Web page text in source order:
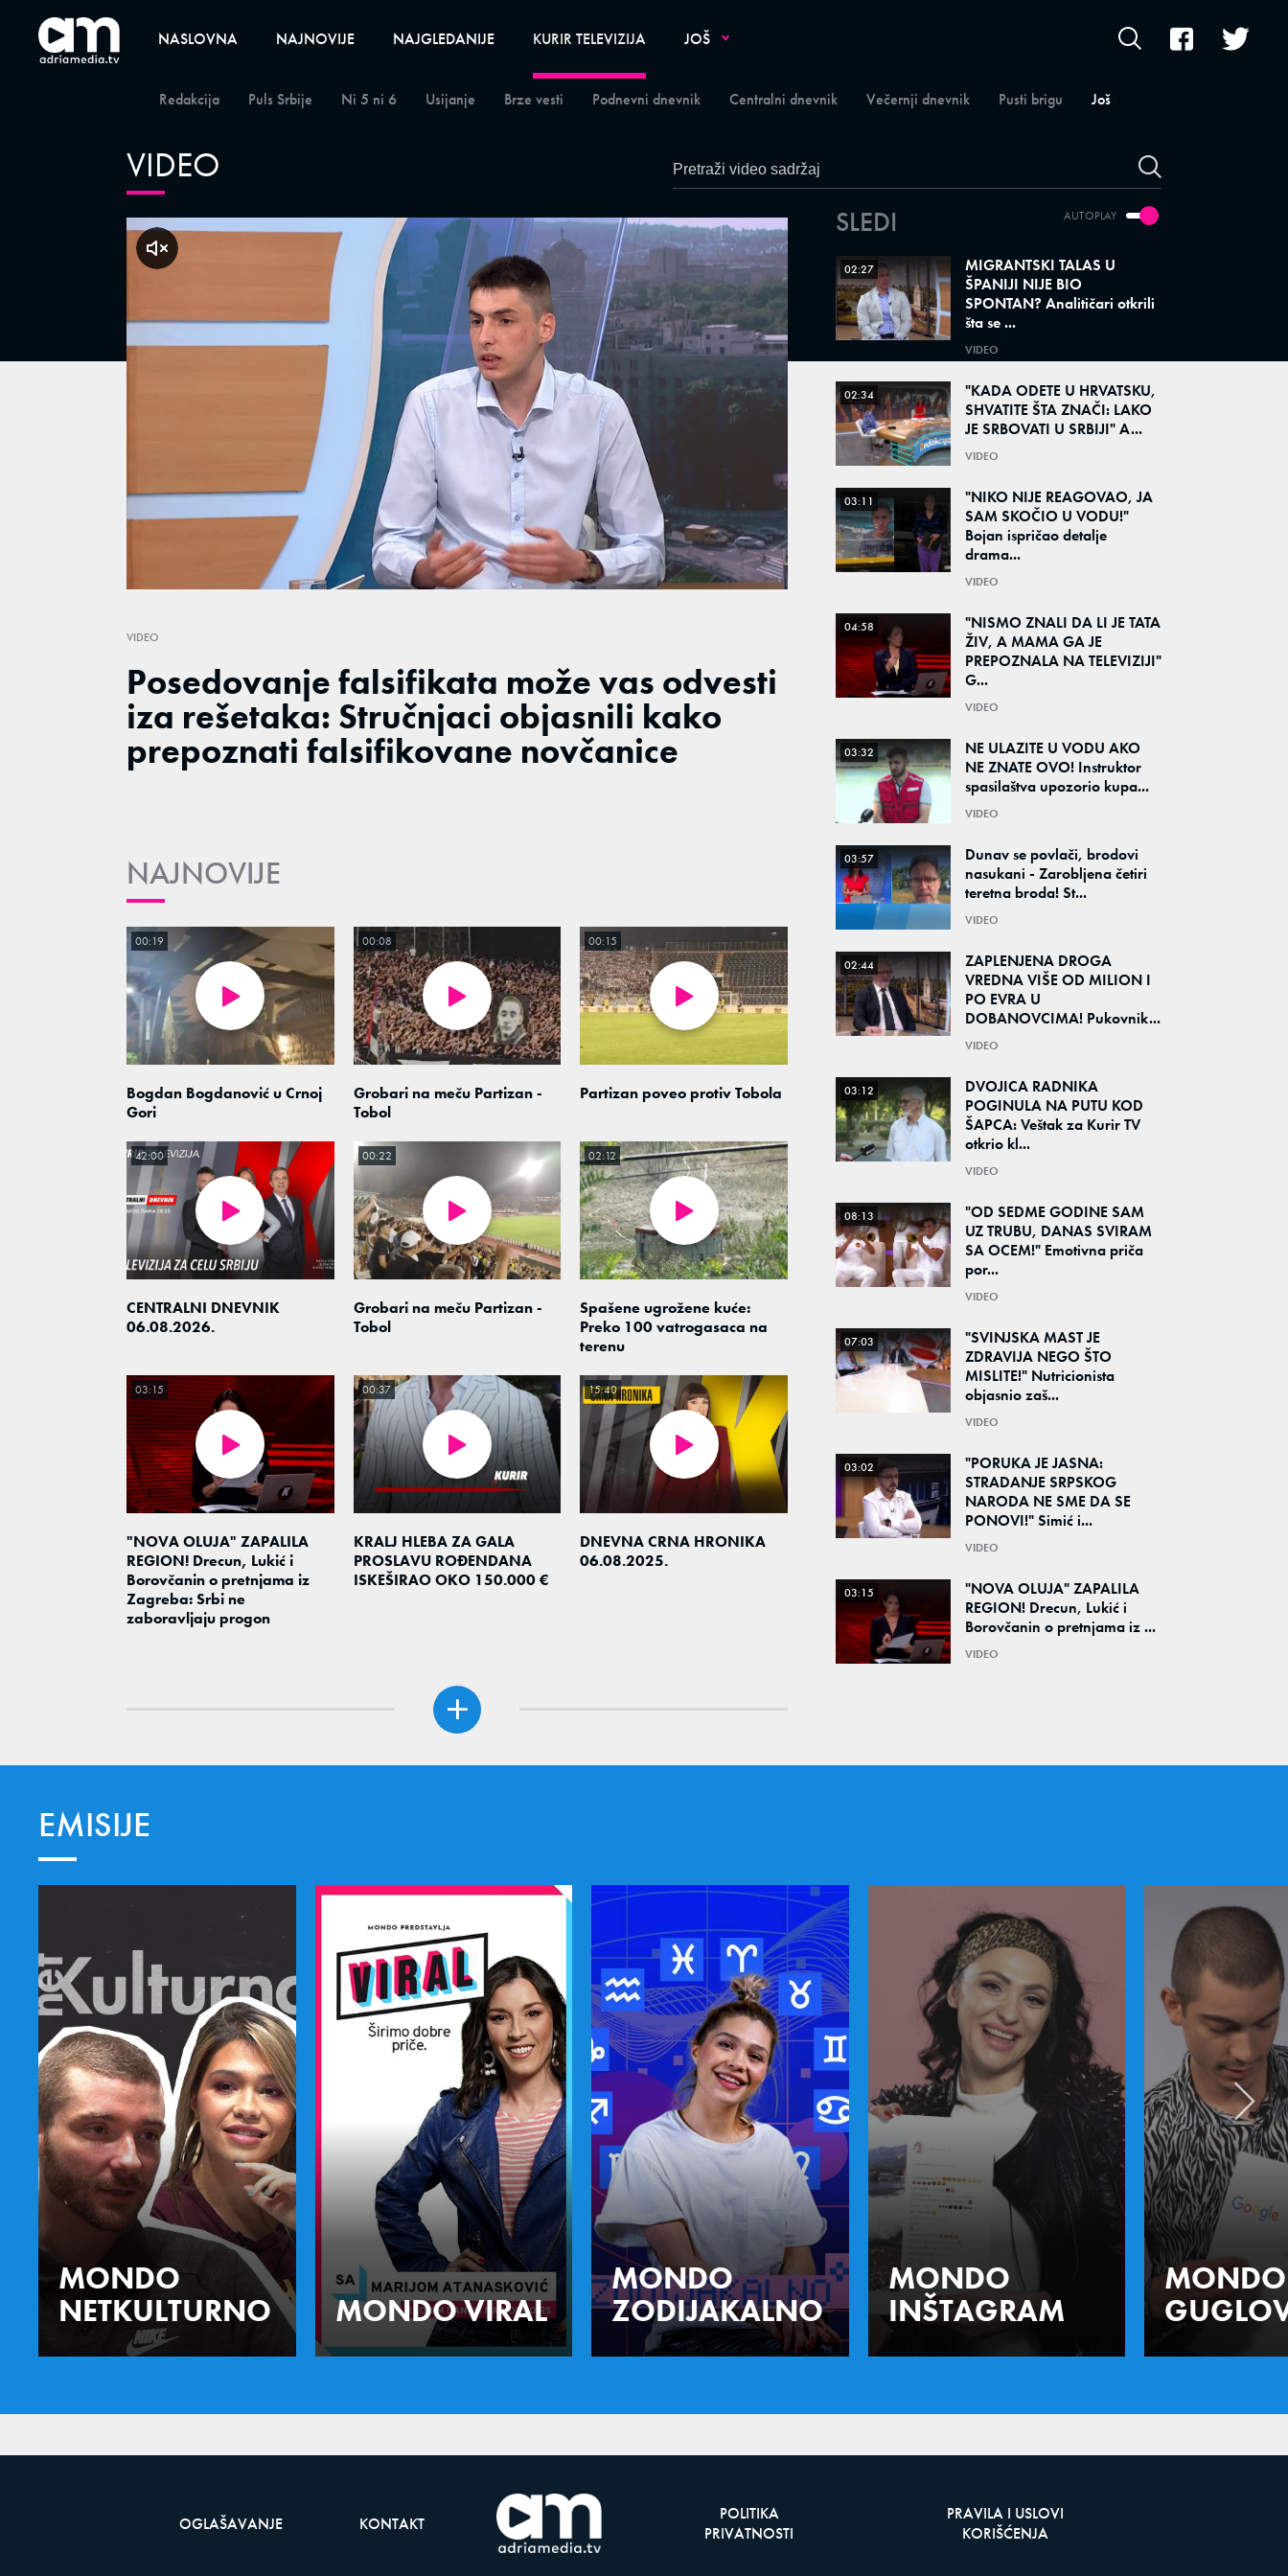
NASLOVNA NAJNOVIJE NAJGLEDANIJE KURIR TELEVIZIJA
Redakcija Puls Srbije Ni 5 ni 6 Usijanje Brze vesti Podnevni dnevnik Centralni dnevnik Večernji dnevnik Pusti brigu Još
JOŠ
VIDEO
Unmute
klikni za zvuk
VIDEO
Posedovanje falsifikata može vas odvesti
iza rešetaka: Stručnjaci objasnili kako
prepoznati falsifikovane novčanice
NAJNOVIJE
Bogdan Bogdanović u Crnoj
Gori
00:19
Grobari na meču Partizan -
Tobol
00:08
Partizan poveo protiv Tobola
00:15
CENTRALNI DNEVNIK
06.08.2026.
42:00
Grobari na meču Partizan -
Tobol
00:22
Spašene ugrožene kuće:
Preko 100 vatrogasaca na
terenu
02:12
"NOVA OLUJA" ZAPALILA
REGION! Drecun, Lukić i
Borovčanin o pretnjama iz
Zagreba: Srbi ne
zaboravljaju progon
03:15
KRALJ HLEBA ZA GALA
PROSLAVU ROĐENDANA
ISKEŠIRAO OKO 150.000 €
00:37
DNEVNA CRNA HRONIKA
06.08.2025.
15:40
AUTOPLAY
SLEDI
02:27
MIGRANTSKI TALAS U
ŠPANIJI NIJE BIO
SPONTAN? Analitičari otkrili
šta se ...
VIDEO
02:34
"KADA ODETE U HRVATSKU,
SHVATITE ŠTA ZNAČI: LAKO
JE SRBOVATI U SRBIJI" A...
VIDEO
03:11
"NIKO NIJE REAGOVAO, JA
SAM SKOČIO U VODU!"
Bojan ispričao detalje
drama...
VIDEO
04:58
"NISMO ZNALI DA LI JE TATA
ŽIV, A MAMA GA JE
PREPOZNALA NA TELEVIZIJI"
G...
VIDEO
03:32
NE ULAZITE U VODU AKO
NE ZNATE OVO! Instruktor
spasilaštva upozorio kupa...
VIDEO
03:57
Dunav se povlači, brodovi
nasukani - Zarobljena četiri
teretna broda! St...
VIDEO
02:44
ZAPLENJENA DROGA
VREDNA VIŠE OD MILION I
PO EVRA U
DOBANOVCIMA! Pukovnik...
VIDEO
03:12
DVOJICA RADNIKA
POGINULA NA PUTU KOD
ŠAPCA: Veštak za Kurir TV
otkrio kl...
VIDEO
08:13
"OD SEDME GODINE SAM
UZ TRUBU, DANAS SVIRAM
SA OCEM!" Emotivna priča
por...
VIDEO
07:03
"SVINJSKA MAST JE
ZDRAVIJA NEGO ŠTO
MISLITE!" Nutricionista
objasnio zaš...
VIDEO
03:02
"PORUKA JE JASNA:
STRADANJE SRPSKOG
NARODA NE SME DA SE
PONOVI!" Simić i...
VIDEO
03:15
"NOVA OLUJA" ZAPALILA
REGION! Drecun, Lukić i
Borovčanin o pretnjama iz ...
VIDEO
EMISIJE
MONDO
NETKULTURNO
MONDO VIRAL
MONDO
ZODIJAKALNO
MONDO
INŠTAGRAM
MONDO
OGLAŠAVANJE KONTAKT
POLITIKA
PRIVATNOSTI
PRAVILA I USLOVI
KORIŠĆENJA